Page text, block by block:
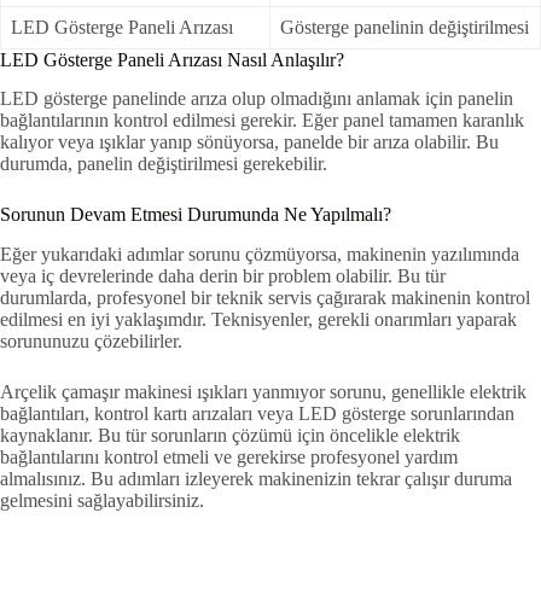
LED Gösterge Paneli Arızası
Gösterge panelinin değiştirilmesi
LED Gösterge Paneli Arızası Nasıl Anlaşılır?
LED gösterge panelinde arıza olup olmadığını anlamak için panelin
bağlantılarının kontrol edilmesi gerekir. Eğer panel tamamen karanlık
kalıyor veya ışıklar yanıp sönüyorsa, panelde bir arıza olabilir. Bu
durumda, panelin değiştirilmesi gerekebilir.
Sorunun Devam Etmesi Durumunda Ne Yapılmalı?
Eğer yukarıdaki adımlar sorunu çözmüyorsa, makinenin yazılımında
veya iç devrelerinde daha derin bir problem olabilir. Bu tür
durumlarda, profesyonel bir teknik servis çağırarak makinenin kontrol
edilmesi en iyi yaklaşımdır. Teknisyenler, gerekli onarımları yaparak
sorununuzu çözebilirler.
Arçelik çamaşır makinesi ışıkları yanmıyor sorunu, genellikle elektrik
bağlantıları, kontrol kartı arızaları veya LED gösterge sorunlarından
kaynaklanır. Bu tür sorunların çözümü için öncelikle elektrik
bağlantılarını kontrol etmeli ve gerekirse profesyonel yardım
almalısınız. Bu adımları izleyerek makinenizin tekrar çalışır duruma
gelmesini sağlayabilirsiniz.